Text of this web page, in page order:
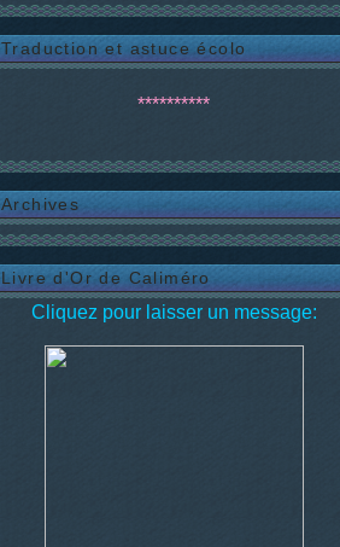
Traduction et astuce écolo
**********
Archives
Livre d'Or de Caliméro
Cliquez pour laisser un message: